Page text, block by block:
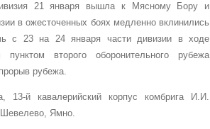
21 января вышла к Мясному Бору и
в ожесточенных боях медленно вклинились
с 23 на 24 января части дивизии в ходе
второго оборонительного рубежа
рубежа.
13-й кавалерийский корпус комбрига И.И.
Шевелево, Ямно.